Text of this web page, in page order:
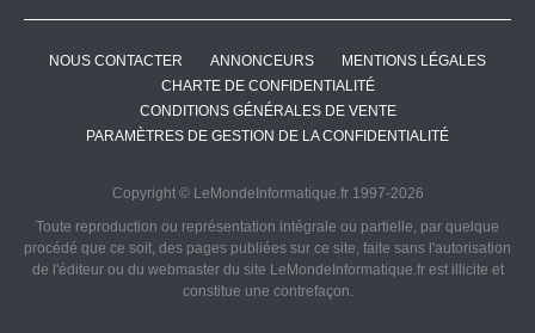
NOUS CONTACTER ANNONCEURS
MENTIONS LÉGALES
CHARTE DE CONFIDENTIALITÉ
CONDITIONS GÉNÉRALES DE VENTE
PARAMÈTRES DE GESTION DE LA CONFIDENTIALITÉ
Copyright © LeMondeInformatique.fr 1997-2026
Toute reproduction ou représentation intégrale ou partielle, par quelque
procédé que ce soit, des pages publiées sur ce site, faite sans l'autorisation
de l'éditeur ou du webmaster du site LeMondeInformatique.fr est illicite et
constitue une contrefaçon.